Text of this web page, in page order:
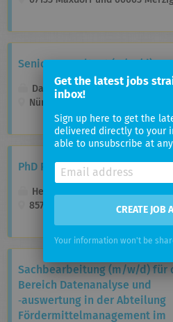
Senior Consultant (w/m/d)
Dataciders ixto GmbH
Nürnberg, Germany
PhD Positions in Data Science
Helmholtz Zentrum München
85764 Neuherberg bei München
Sachbearbeitung (m/w/d) für
Bereich Daten­analyse und
‑auswertung in der Abteilung
Fördermittel­management im
Get the latest jobs
inbox!
Sign up here to get the
delivered directly to your
able to unsubscribe at
CREATE JOB
Your information won't be